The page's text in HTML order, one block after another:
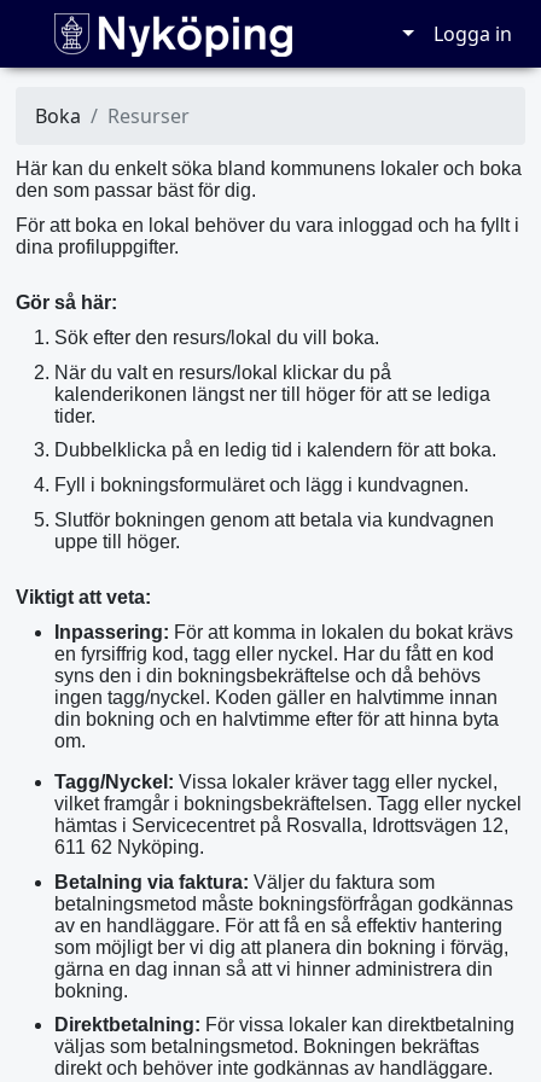
Logga in
Boka Resurser
Här kan du enkelt söka bland kommunens lokaler och boka
den som passar bäst för dig.
För att boka en lokal behöver du vara inloggad och ha fyllt i
dina profiluppgifter.
Gör så här:
Sök efter den resurs/lokal du vill boka.
När du valt en resurs/lokal klickar du på
kalenderikonen längst ner till höger för att se lediga
tider.
Dubbelklicka på en ledig tid i kalendern för att boka.
Fyll i bokningsformuläret och lägg i kundvagnen.
Slutför bokningen genom att betala via kundvagnen
uppe till höger.
Viktigt att veta:
Inpassering: För att komma in lokalen du bokat krävs
en fyrsiffrig kod, tagg eller nyckel. Har du fått en kod
syns den i din bokningsbekräftelse och då behövs
ingen tagg/nyckel. Koden gäller en halvtimme innan
din bokning och en halvtimme efter för att hinna byta
om.
Tagg/Nyckel: Vissa lokaler kräver tagg eller nyckel,
vilket framgår i bokningsbekräftelsen. Tagg eller nyckel
hämtas i Servicecentret på Rosvalla, Idrottsvägen 12,
611 62 Nyköping.
Betalning via faktura: Väljer du faktura som
betalningsmetod måste bokningsförfrågan godkännas
av en handläggare. För att få en så effektiv hantering
som möjligt ber vi dig att planera din bokning i förväg,
gärna en dag innan så att vi hinner administrera din
bokning.
Direktbetalning: För vissa lokaler kan direktbetalning
väljas som betalningsmetod. Bokningen bekräftas
direkt och behöver inte godkännas av handläggare.